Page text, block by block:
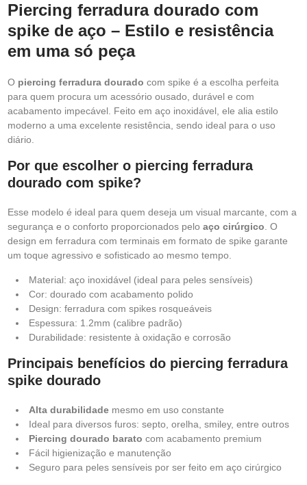
Piercing ferradura dourado com
spike de aço – Estilo e resistência
em uma só peça
O piercing ferradura dourado com spike é a escolha perfeita
para quem procura um acessório ousado, durável e com
acabamento impecável. Feito em aço inoxidável, ele alia estilo
moderno a uma excelente resistência, sendo ideal para o uso
diário.
Por que escolher o piercing ferradura
dourado com spike?
Esse modelo é ideal para quem deseja um visual marcante, com a
segurança e o conforto proporcionados pelo aço cirúrgico . O
design em ferradura com terminais em formato de spike garante
um toque agressivo e sofisticado ao mesmo tempo.
Material: aço inoxidável (ideal para peles sensíveis)
Cor: dourado com acabamento polido
Design: ferradura com spikes rosqueáveis
Espessura: 1.2mm (calibre padrão)
Durabilidade: resistente à oxidação e corrosão
Principais benefícios do piercing ferradura
spike dourado
Alta durabilidade mesmo em uso constante
Ideal para diversos furos: septo, orelha, smiley, entre outros
Piercing dourado barato com acabamento premium
Fácil higienização e manutenção
Seguro para peles sensíveis por ser feito em aço cirúrgico